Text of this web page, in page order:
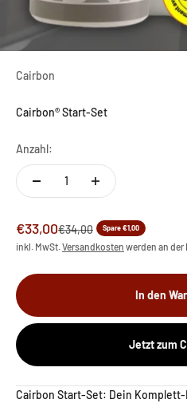
Cairbon
Cairbon® Start-Set
Anzahl:
Angebot
€33,00Regulärer Preis
€34,00 Spare €1,00
inkl. MwSt.Versandkosten werden an der
In den
Jetzt zum
Cairbon Start-Set: Dein